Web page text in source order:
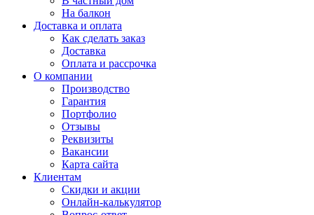
На балкон
Доставка и оплата
Как сделать заказ
Доставка
Оплата и рассрочка
О компании
Производство
Гарантия
Портфолио
Отзывы
Реквизиты
Вакансии
Карта сайта
Клиентам
Скидки и акции
Онлайн-калькулятор